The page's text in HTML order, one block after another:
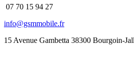
07 70 15 94 27
info@gsmmobile.fr
15 Avenue Gambetta 38300 Bourgoin-